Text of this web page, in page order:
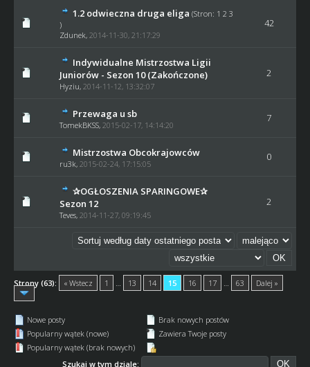
1.2 odwieczna druga eliga (Stron: 1 2 3
)
Zdunek, 2014-11-30, 21:17:29
42
Indywidualne Mistrzostwa Ligii
Juniorów - Sezon 10 (Zakończone)
Hyziu, 2014-11-12, 13:32:07
2
Przewaga u sb
TomekBKSS, 2015-02-17, 14:14:20
7
Mistrzostwa Obcokrajowców
ru3k, 2015-02-24, 17:15:05
0
✰OGŁOSZENIA SPARINGOWE✰
Sezon 12
Teves, 2014-11-27, 09:19:45
2
Strony (63): « Wstecz 1 … 13 14 15 16 17 … 63 Dalej »
Nowe posty
Popularny wątek (nowe)
Popularny wątek (brak nowych)
Brak nowych postów
Zawiera Twoje posty
Szukaj w tym dziale: